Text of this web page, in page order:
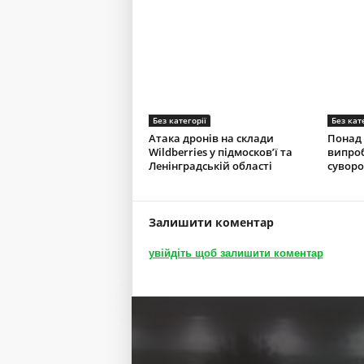
Без категорії
Атака дронів на склади
Wildberries у підмосков’ї та
Ленінградській області
Без
Понад
Залишити коментар
увійдіть щоб залишити коментар